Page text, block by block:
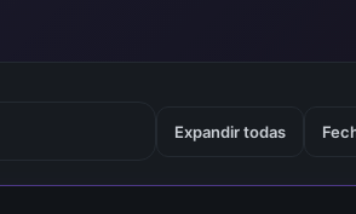
Expandir todas